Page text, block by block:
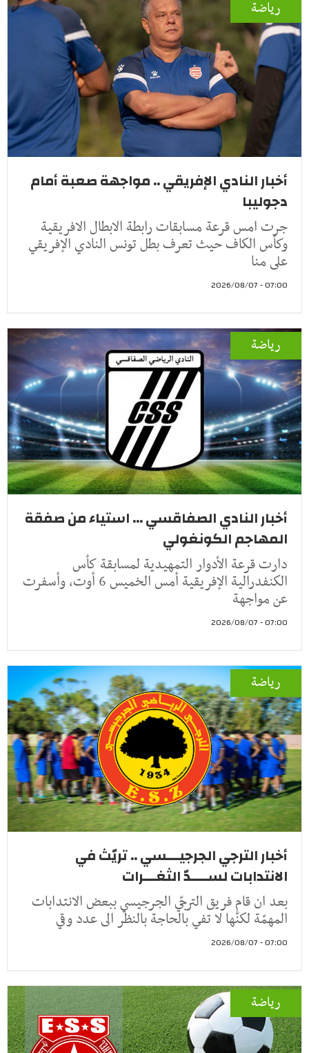
رياضة
أخبار النادي الإفريقي .. مواجهة صعبة أمام
دجوليبا
جرت امس قرعة مسابقات رابطة الابطال الافريقية
وكأس الكاف حيث تعرف بطل تونس النادي الإفريقي
على منا
07:00 - 2026/08/07
رياضة
أخبار النادي الصفاقسي ... استياء من صفقة
المهاجم الكونغولي
دارت قرعة الأدوار التمهيدية لمسابقة كأس
الكنفدرالية الإفريقية أمس الخميس 6 أوت، وأسفرت
عن مواجهة
07:00 - 2026/08/07
رياضة
أخبار الترجي الجرجيـــسي .. تريّث في
الانتدابات لســــدّ الثغـــرات
بعد ان قام فريق الترجّي الجرجيسي ببعض الانتدابات
المهمّة لكنّها لا تفي بالحاجة بالنظر الى عدد وقي
07:00 - 2026/08/07
رياضة